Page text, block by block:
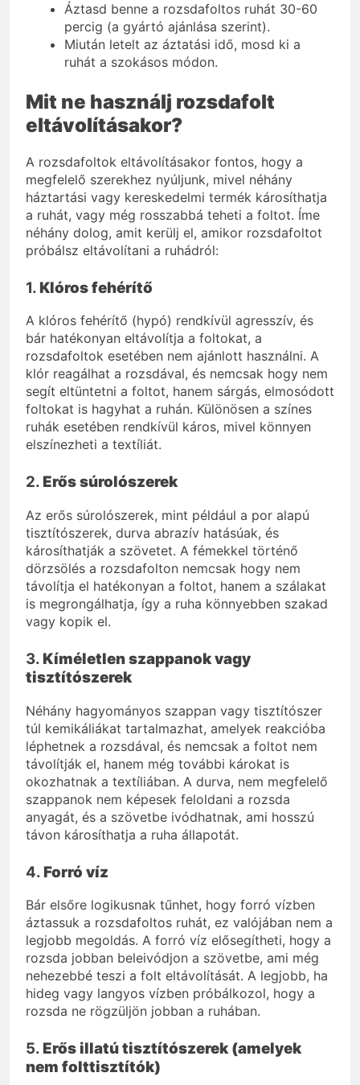
Áztasd benne a rozsdafoltos ruhát 30-60
percig (a gyártó ajánlása szerint).
Miután letelt az áztatási idő, mosd ki a
ruhát a szokásos módon.
Mit ne használj rozsdafolt
eltávolításakor?
A rozsdafoltok eltávolításakor fontos, hogy a
megfelelő szerekhez nyúljunk, mivel néhány
háztartási vagy kereskedelmi termék károsíthatja
a ruhát, vagy még rosszabbá teheti a foltot. Íme
néhány dolog, amit kerülj el, amikor rozsdafoltot
próbálsz eltávolítani a ruhádról:
1. Klóros fehérítő
A klóros fehérítő (hypó) rendkívül agresszív, és
bár hatékonyan eltávolítja a foltokat, a
rozsdafoltok esetében nem ajánlott használni. A
klór reagálhat a rozsdával, és nemcsak hogy nem
segít eltüntetni a foltot, hanem sárgás, elmosódott
foltokat is hagyhat a ruhán. Különösen a színes
ruhák esetében rendkívül káros, mivel könnyen
elszínezheti a textíliát.
2. Erős súrolószerek
Az erős súrolószerek, mint például a por alapú
tisztítószerek, durva abrazív hatásúak, és
károsíthatják a szövetet. A fémekkel történő
dörzsölés a rozsdafolton nemcsak hogy nem
távolítja el hatékonyan a foltot, hanem a szálakat
is megrongálhatja, így a ruha könnyebben szakad
vagy kopik el.
3. Kíméletlen szappanok vagy
tisztítószerek
Néhány hagyományos szappan vagy tisztítószer
túl kemikáliákat tartalmazhat, amelyek reakcióba
léphetnek a rozsdával, és nemcsak a foltot nem
távolítják el, hanem még további károkat is
okozhatnak a textíliában. A durva, nem megfelelő
szappanok nem képesek feloldani a rozsda
anyagát, és a szövetbe ivódhatnak, ami hosszú
távon károsíthatja a ruha állapotát.
4. Forró víz
Bár elsőre logikusnak tűnhet, hogy forró vízben
áztassuk a rozsdafoltos ruhát, ez valójában nem a
legjobb megoldás. A forró víz elősegítheti, hogy a
rozsda jobban beleivódjon a szövetbe, ami még
nehezebbé teszi a folt eltávolítását. A legjobb, ha
hideg vagy langyos vízben próbálkozol, hogy a
rozsda ne rögzüljön jobban a ruhában.
5. Erős illatú tisztítószerek (amelyek
nem folttisztítók)